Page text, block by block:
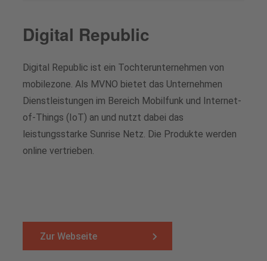
Digital Republic
Digital Republic ist ein Tochterunternehmen von
mobilezone. Als MVNO bietet das Unternehmen
Dienstleistungen im Bereich Mobilfunk und Internet-
of-Things (IoT) an und nutzt dabei das
leistungsstarke Sunrise Netz. Die Produkte werden
online vertrieben.
Zur Webseite